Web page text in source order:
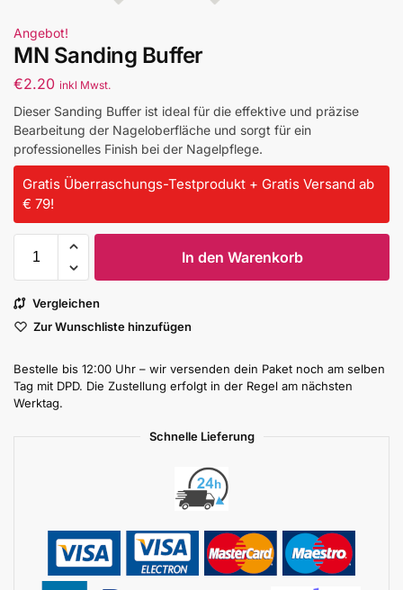
Angebot!
MN Sanding Buffer
€2.20 inkl Mwst.
Dieser Sanding Buffer ist ideal für die effektive und präzise
Bearbeitung der Nageloberfläche und sorgt für ein
professionelles Finish bei der Nagelpflege.
Gratis Überraschungs-Testprodukt + Gratis Versand ab
€ 79!
In den Warenkorb
Vergleichen
Zur Wunschliste hinzufügen
Bestelle bis 12:00 Uhr – wir versenden dein Paket noch am selben
Tag mit DPD. Die Zustellung erfolgt in der Regel am nächsten
Werktag.
Schnelle Lieferung